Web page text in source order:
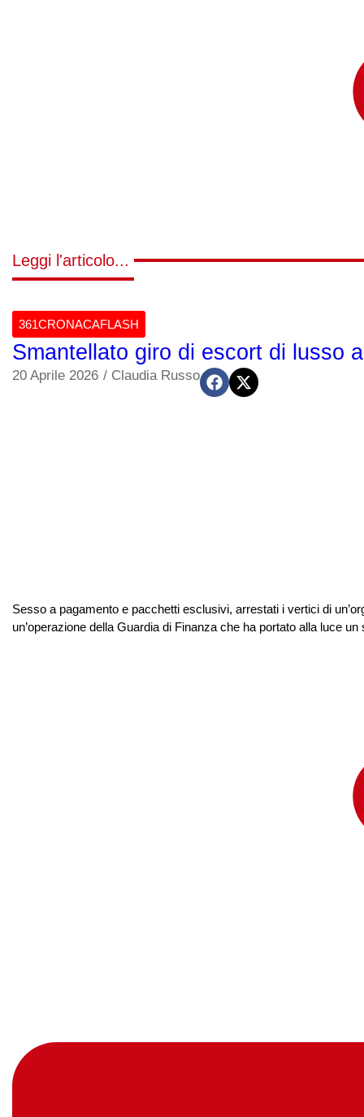
Leggi l'articolo...
361CRONACAFLASH
Smantellato giro di escort di lusso
20 Aprile 2026 / Claudia Russo
Sesso a pagamento e pacchetti esclusivi, arrestati i vertici di
un’operazione della Guardia di Finanza che ha portato alla luce